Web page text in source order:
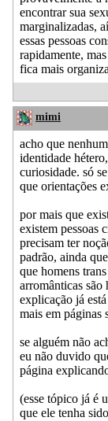
encontrar sua
marginalizadas,
essas pessoas
rapidamente,
fica mais
mimi
acho que
identidade
curiosidade. só
que orientações
por mais que
existem pessoas
precisam ter
padrão, ainda
que homens
arromânticas são
explicação já
mais em páginas
se alguém não
eu não duvido
página
(esse tópico já é
que ele tenha